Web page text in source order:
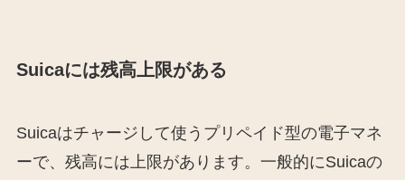
Suicaには残高上限がある
Suicaはチャージして使うプリペイド型の電子マネ
ーで、残高には上限があります。一般的にSuicaの